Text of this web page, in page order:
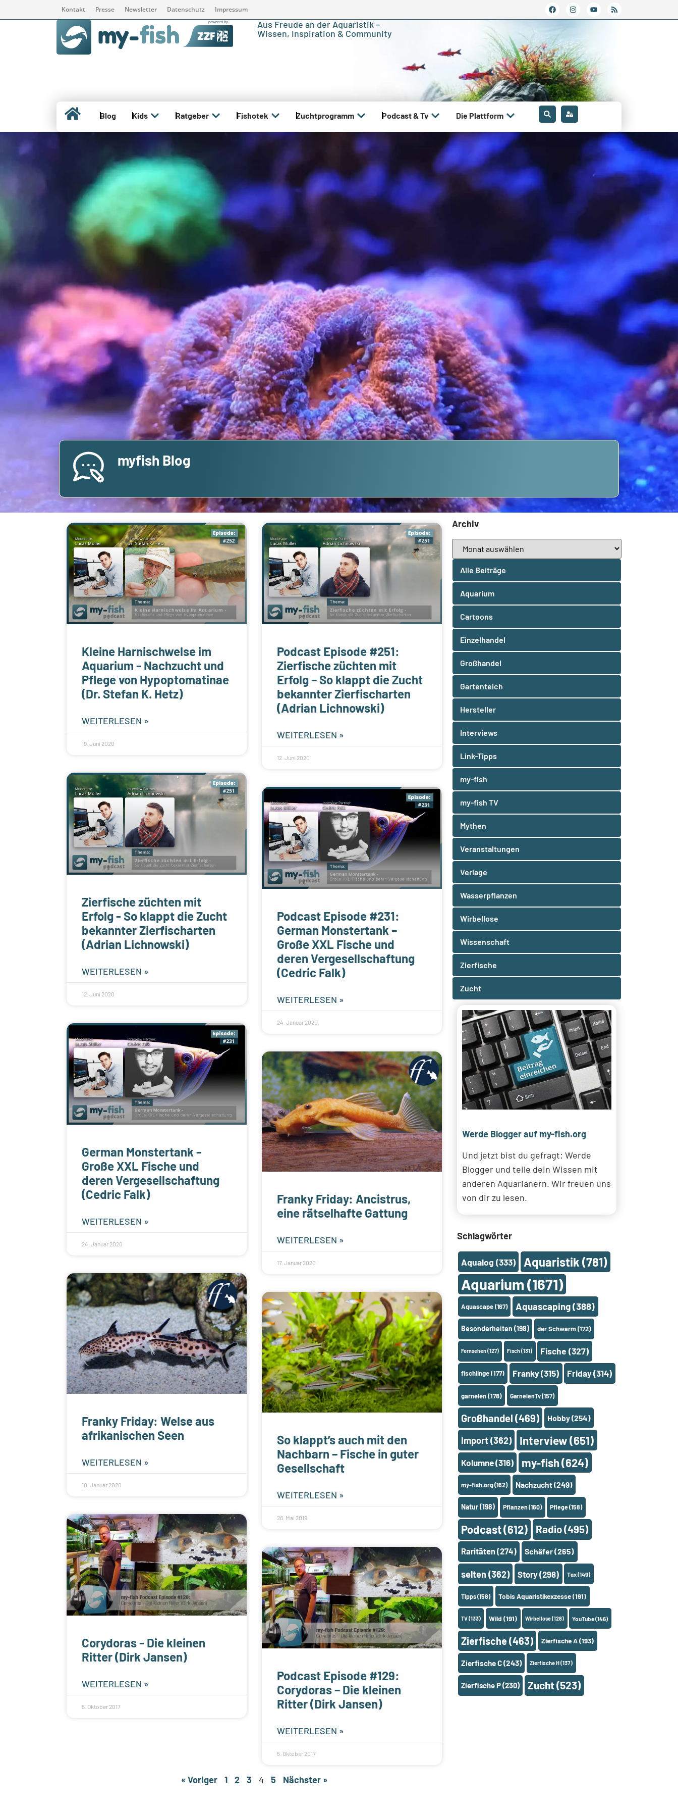
Kontakt Presse Newsletter Datenschutz Impressum
Aus Freude an der Aquaristik –
Wissen, Inspiration & Community
Blog Kids Ratgeber Fishotek Zuchtprogramm Podcast & Tv Die Plattform
myfish Blog
Kleine Harnischwelse im
Aquarium - Nachzucht und
Pflege von Hypoptomatinae
(Dr. Stefan K. Hetz)
WEITERLESEN »
19. Juni 2020
Podcast Episode #251:
Zierfische züchten mit
Erfolg – So klappt die Zucht
bekannter Zierfischarten
(Adrian Lichnowski)
WEITERLESEN »
12. Juni 2020
Zierfische züchten mit
Erfolg - So klappt die Zucht
bekannter Zierfischarten
(Adrian Lichnowski)
WEITERLESEN »
12. Juni 2020
Podcast Episode #231:
German Monstertank –
Große XXL Fische und
deren Vergesellschaftung
(Cedric Falk)
WEITERLESEN »
24. Januar 2020
German Monstertank -
Große XXL Fische und
deren Vergesellschaftung
(Cedric Falk)
WEITERLESEN »
24. Januar 2020
Franky Friday: Ancistrus,
eine rätselhafte Gattung
WEITERLESEN »
17. Januar 2020
Franky Friday: Welse aus
afrikanischen Seen
WEITERLESEN »
10. Januar 2020
So klappt’s auch mit den
Nachbarn – Fische in guter
Gesellschaft
WEITERLESEN »
28. Mai 2019
Corydoras - Die kleinen
Ritter (Dirk Jansen)
WEITERLESEN »
5. Oktober 2017
Podcast Episode #129:
Corydoras – Die kleinen
Ritter (Dirk Jansen)
WEITERLESEN »
5. Oktober 2017
« Voriger 1 2 3 4 5 Nächster »
Archiv
Alle Beiträge
Aquarium
Cartoons
Einzelhandel
Großhandel
Gartenteich
Hersteller
Interviews
Link-Tipps
my-fish
my-fish TV
Mythen
Veranstaltungen
Verlage
Wasserpflanzen
Wirbellose
Wissenschaft
Zierfische
Zucht
Werde Blogger auf my-fish.org
Und jetzt bist du gefragt: Werde
Blogger und teile dein Wissen mit
anderen Aquarianern. Wir freuen uns
von dir zu lesen.
Schlagwörter
Aqualog (333) Aquaristik (781)
Aquarium (1671)
Aquascape(167) Aquascaping(388)
Besonderheiten (198) der Schwarm(172)
Fernsehen(127) Fisch(131) Fische (327)
fischlinge(177) Franky(315) Friday(314)
garnelen(178) GarnelenTv(157)
Großhandel (469) Hobby(254)
Import(362) Interview(651)
Kolumne(316) my-fish(624)
my-fish.org(162) Nachzucht(249)
Natur(198) Pflanzen(160) Pflege(158)
Podcast(612) Radio(495)
Raritäten (274) Schäfer(265)
selten (362) Story (298) Tax(149)
Tipps(158) Tobis Aquaristikexzesse(191)
TV(133) Wild (191) Wirbellose(128) YouTube(146)
Zierfische(463) Zierfische A(193)
Zierfische C(243) Zierfische H(137)
Zierfische P(230) Zucht(523)